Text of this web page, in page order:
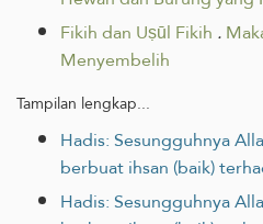
Fikih dan Uṣūl Fikih .
Menyembelih
Tampilan lengkap...
Hadis: Sesungguhnya
berbuat ihsan (baik)
Hadis: Sesungguhnya